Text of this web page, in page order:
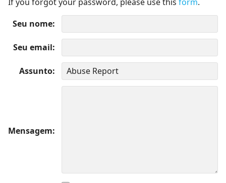
Seu nome
Seu email
Assunto
Mensagem